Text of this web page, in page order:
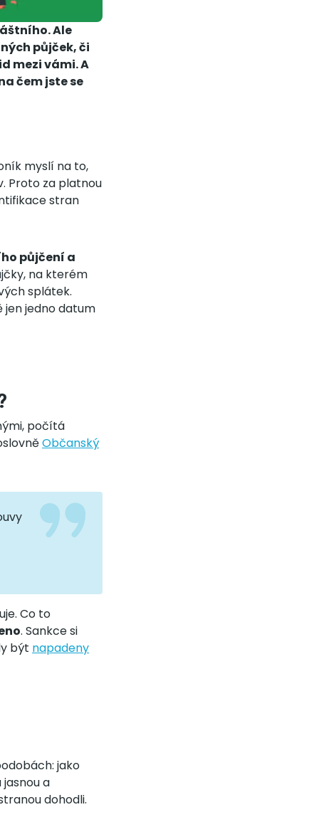
Ale
půjček, či
mezi vámi. A
čem jste se
myslí na to,
Proto za platnou
stran
půjčení a
na kterém
splátek.
jen jedno datum
počítá
Občanský
Co to
. Sankce si
být napadeny
jako
jasnou a
dohodli.